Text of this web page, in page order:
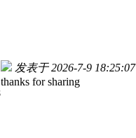
发表于 2026-7-9 18:25:07
thanks for sharing